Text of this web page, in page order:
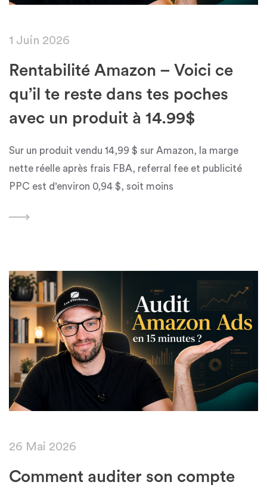
1 Juin 2026
Rentabilité Amazon – Voici ce
qu’il te reste dans tes poches
avec un produit à 14.99$
Sur un produit vendu 14,99 $ sur Amazon, la marge
nette réelle après frais FBA, referral fee et publicité
PPC est d'environ 0,94 $, soit moins
26 Mai 2026
Comment auditer son compte